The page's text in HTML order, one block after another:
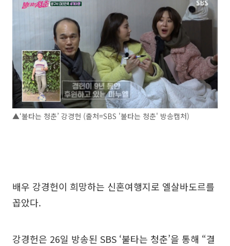
▲‘불타는 청춘’ 강경헌 (출처=SBS '불타는 청춘' 방송캡처)
배우 강경헌이 희망하는 신혼여행지로 엘살바도르를
꼽았다.
강경헌은 26일 방송된 SBS ‘불타는 청춘’을 통해 “결